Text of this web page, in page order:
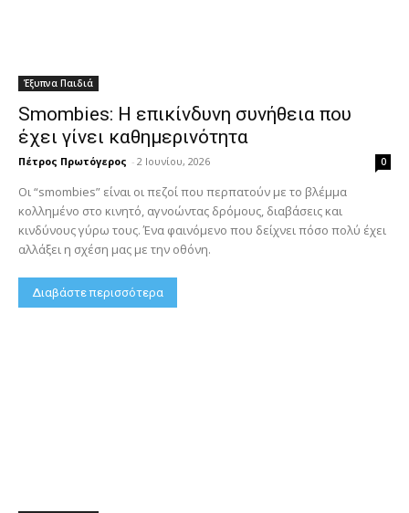
Έξυπνα Παιδιά
Smombies: Η επικίνδυνη συνήθεια που
έχει γίνει καθημερινότητα
Πέτρος Πρωτόγερος - 2 Ιουνίου, 2026 0
Οι “smombies” είναι οι πεζοί που περπατούν με το βλέμμα
κολλημένο στο κινητό, αγνοώντας δρόμους, διαβάσεις και
κινδύνους γύρω τους. Ένα φαινόμενο που δείχνει πόσο πολύ έχει
αλλάξει η σχέση μας με την οθόνη.
Διαβάστε περισσότερα